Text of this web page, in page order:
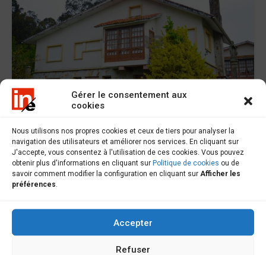
Gérer le consentement aux
cookies
Nous utilisons nos propres cookies et ceux de tiers pour analyser la
navigation des utilisateurs et améliorer nos services. En cliquant sur
J'accepte, vous consentez à l'utilisation de ces cookies. Vous pouvez
obtenir plus d'informations en cliquant sur Politique de cookies ou de
savoir comment modifier la configuration en cliquant sur Afficher les
préférences
Accepter
Refuser
Maison à vendre à Camariñas – C000594
plage....
Chambres
Salles de bain
Surface